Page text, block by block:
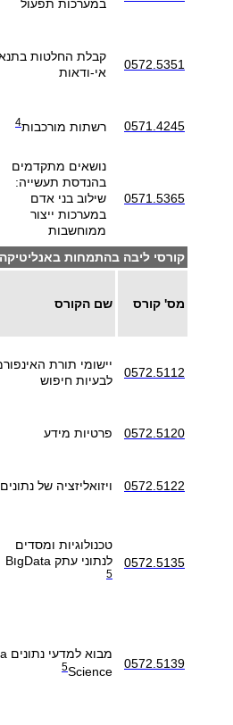
במערכות תפעול
0572.5351
קבלת החלטות
אי-ודאות
0571.4245 רשתות מורכבות4
0571.5365
נושאים מתקדמים
בהנדסת תעשייה:
שילוב בני אדם
במערכות ייצור
ממוחשבות
קורסי ליבה בהתמחות
מס' קורס שם הקורס
0572.5112
יישומי תורת
לבעיות חיפוש
0572.5120 פרטיות מידע
0572.5122 ויזואליזציה של נתונים
0572.5135
טכנולוגיות ומסדים
לנתוני עתק gData Bו
5
0572.5139
מבוא למדעי נתונים
Science
5